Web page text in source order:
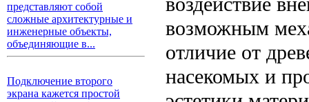
представляют собой
сложные архитектурные и
инженерные объекты,
объединяющие в...
Подключение второго
экрана кажется простой
возможным
отличие от
насекомых и